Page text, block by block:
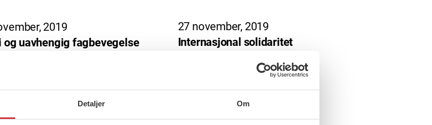
Detaljer Om
2019
og uavhengig fagbevegelse
27 november, 2019
Internasjonal solidaritet
«Internasjonal solidaritet».